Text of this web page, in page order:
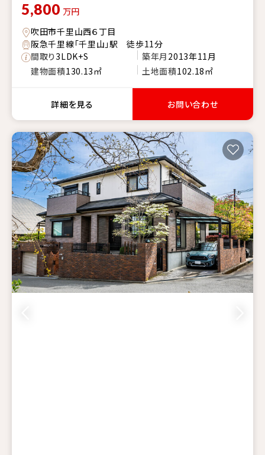
5,800 万円
吹田市千里山西６丁目
阪急千里線「千里山」駅 徒歩11分
間取り3LDK+S 築年月 2013年11月
建物面積130.13㎡ 土地面積102.18㎡
詳細を見る お問い合わせ